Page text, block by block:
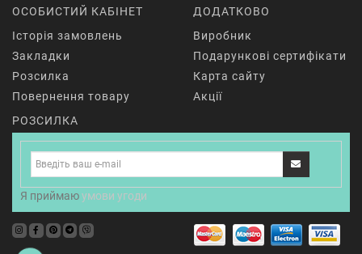
ОСОБИСТИЙ КАБІНЕТ
Історія замовлень
Закладки
Розсилка
Повернення товару
ДОДАТКОВО
Виробник
Подарункові сертифікати
Карта сайту
Акції
РОЗСИЛКА
Я приймаюумови угоди